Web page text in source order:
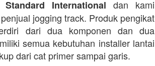
International dan kami
jogging track. Produk pengikat
dari dua komponen dan dua
semua kebutuhan installer lantai
dari cat primer sampai garis.